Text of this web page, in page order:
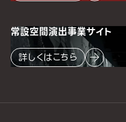
常設空間演出事業サイト
詳しくはこちら